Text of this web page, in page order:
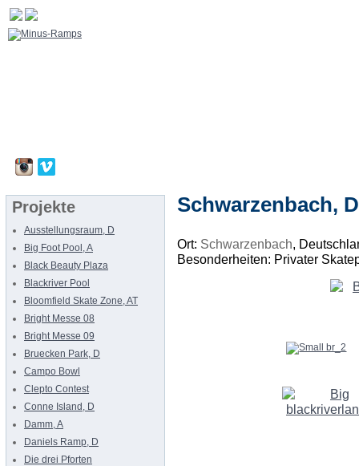
Projekte
Ausstellungsraum, D
Big Foot Pool, A
Black Beauty Plaza
Blackriver Pool
Bloomfield Skate Zone, AT
Bright Messe 08
Bright Messe 09
Bruecken Park, D
Campo Bowl
Clepto Contest
Conne Island, D
Damm, A
Daniels Ramp, D
Die drei Pforten
Schwarzenbach, D
Ort: Schwarzenbach,
Besonderheiten: Privater